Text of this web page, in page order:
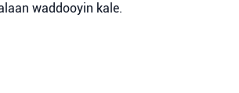
waddooyin kale.